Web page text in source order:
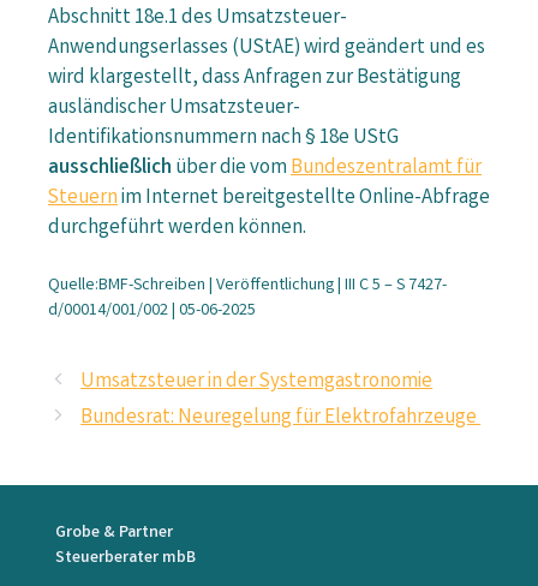
Abschnitt 18e.1 des Umsatzsteuer-
Anwendungserlasses (UStAE) wird geändert und es
wird klargestellt, dass Anfragen zur Bestätigung
ausländischer Umsatzsteuer-
Identifikationsnummern nach § 18e UStG
ausschließlich über die vomBundeszentralamt für
Steuernim Internet bereitgestellte Online-Abfrage
durchgeführt werden können.
Quelle:BMF-Schreiben | Veröffentlichung | III C 5 – S 7427-
d/00014/001/002 | 05-06-2025
Umsatzsteuer in der Systemgastronomie
Bundesrat: Neuregelung für Elektrofahrzeuge
Grobe & Partner
Steuerberater mbB